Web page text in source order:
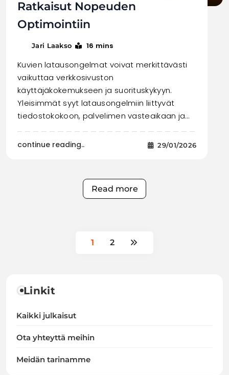
Ratkaisut Nopeuden
Optimointiin
Jari Laakso 16 mins
Kuvien latausongelmat voivat merkittävästi
vaikuttaa verkkosivuston
käyttäjäkokemukseen ja suorituskykyyn.
Yleisimmät syyt latausongelmiin liittyvät
tiedostokokoon, palvelimen vasteaikaan ja…
continue reading.. 29/01/2026
Read more
1 2
Linkit
Kaikki julkaisut
Ota yhteyttä meihin
Meidän tarinamme